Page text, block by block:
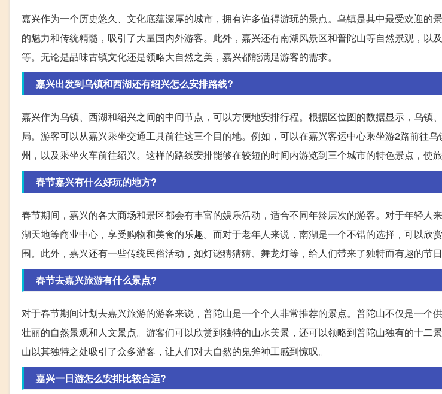
嘉兴作为一个历史悠久、文化底蕴深厚的城市，拥有许多值得游玩的景点。乌镇是其中最受欢迎的
的魅力和传统精髓，吸引了大量国内外游客。此外，嘉兴还有南湖风景区和普陀山等自然景观，以
等。无论是品味古镇文化还是领略大自然之美，嘉兴都能满足游客的需求。
嘉兴出发到乌镇和西湖还有绍兴怎么安排路线?
嘉兴作为乌镇、西湖和绍兴之间的中间节点，可以方便地安排行程。根据区位图的数据显示，乌镇
局。游客可以从嘉兴乘坐交通工具前往这三个目的地。例如，可以在嘉兴客运中心乘坐游2路前往
州，以及乘坐火车前往绍兴。这样的路线安排能够在较短的时间内游览到三个城市的特色景点，使旅
春节嘉兴有什么好玩的地方?
春节期间，嘉兴的各大商场和景区都会有丰富的娱乐活动，适合不同年龄层次的游客。对于年轻人
湖天地等商业中心，享受购物和美食的乐趣。而对于老年人来说，南湖是一个不错的选择，可以欣
围。此外，嘉兴还有一些传统民俗活动，如灯谜猜猜猜、舞龙灯等，给人们带来了独特而有趣的节日
春节去嘉兴旅游有什么景点?
对于春节期间计划去嘉兴旅游的游客来说，普陀山是一个个人非常推荐的景点。普陀山不仅是一个
壮丽的自然景观和人文景点。游客们可以欣赏到独特的山水美景，还可以领略到普陀山独有的十二
山以其独特之处吸引了众多游客，让人们对大自然的鬼斧神工感到惊叹。
嘉兴一日游怎么安排比较合适?